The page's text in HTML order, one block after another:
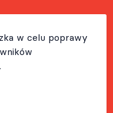
w celu poprawy